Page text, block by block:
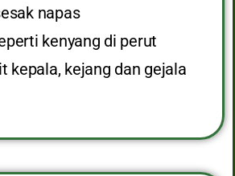
napas
kenyang di perut
kepala, kejang dan gejala